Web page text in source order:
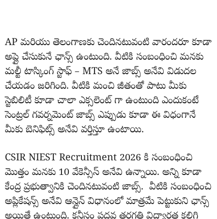
AP మరియు తెలంగాణకు చెందినటువంటి వారందరూ కూడా
అప్లై చేసుకునే ఛాన్స్ ఉంటుంది. వీటికి సంబంధించి మనకు
మల్టీ టాస్కింగ్ స్టాఫ్ – MTS అనే జాబ్స్ అనేవి విడుదల
చేయడం జరిగింది. వీటికి మంచి జీతంతో పాటు మీకు
స్టెబిలిటీ కూడా చాలా ఎక్సలెంట్ గా ఉంటుంది ఎందుకంటే
సెంట్రల్ గవర్నమెంట్ జాబ్స్ ఎప్పుడు కూడా ఈ విధంగానే
మీకు బెనిఫిట్స్ అనేవి వర్తిస్తూ ఉంటాయి.
CSIR NIEST Recruitment 2026 కి సంబంధించి
మొత్తం మనకు 10 వేకెన్సీస్ అనేవి ఉన్నాయి. అన్ని కూడా
కేంద్ర ప్రభుత్వానికి చెందినటువంటి జాబ్స్. వీటికి సంబంధించి
అప్లికేషన్స్ అనేవి ఆన్లైన్ విధానంలో మాత్రమే పెట్టుకుని ఛాన్స్